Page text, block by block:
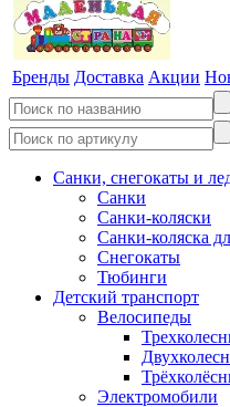
Бренды Доставка Акции
Санки, снегокаты и
Санки
Санки-коляски
Санки-коляска
Снегокаты
Тюбинги
Детский транспорт
Велосипеды
Электромобили